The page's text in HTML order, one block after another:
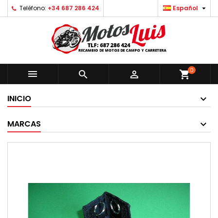
Teléfono: +34 687 286 424 Español 
   shopping_cart0
INICIO
MARCAS